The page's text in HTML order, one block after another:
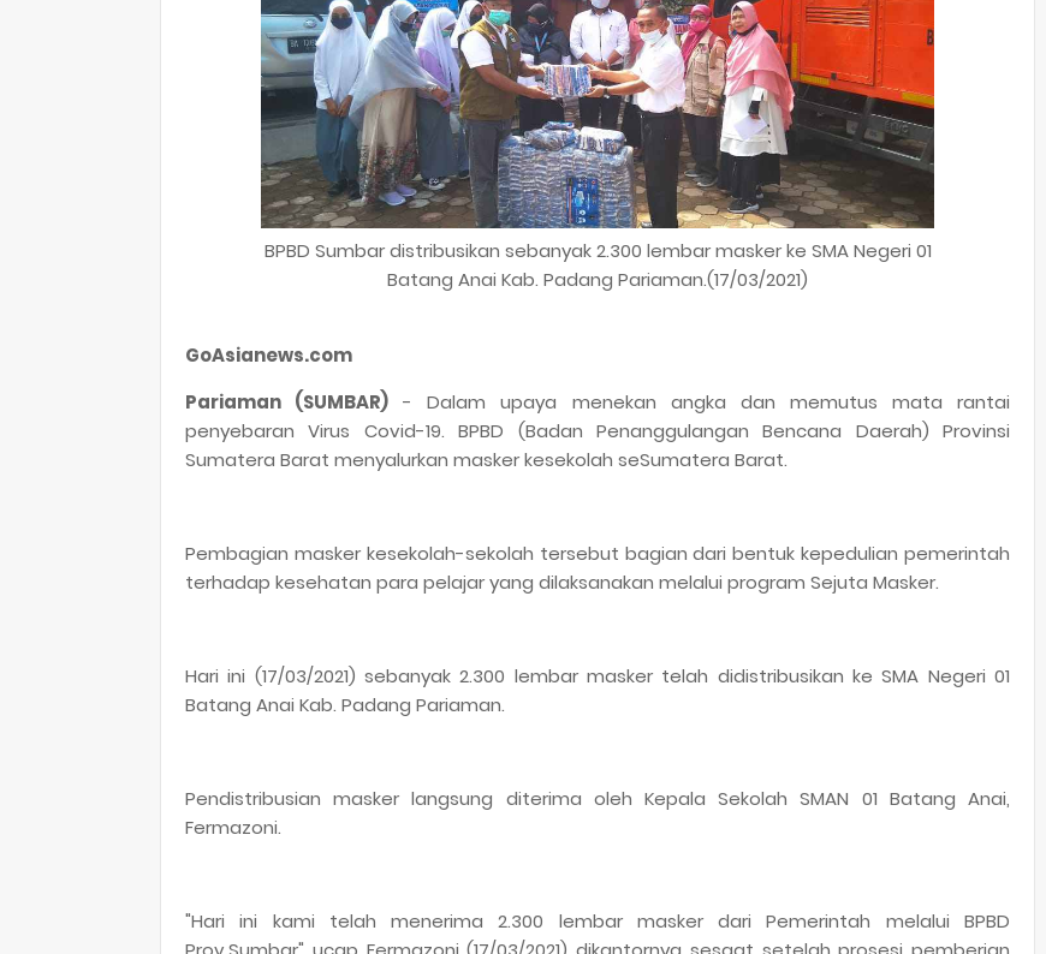
BPBD Sumbar distribusikan sebanyak 2.300 lembar masker ke SMA Negeri 01
Batang Anai Kab. Padang Pariaman.(17/03/2021)
GoAsianews.com
Pariaman (SUMBAR) - Dalam upaya menekan angka dan memutus mata rantai
penyebaran Virus Covid-19. BPBD (Badan Penanggulangan Bencana Daerah) Provinsi
Sumatera Barat menyalurkan masker kesekolah seSumatera Barat.
Pembagian masker kesekolah-sekolah tersebut bagian dari bentuk kepedulian pemerintah
terhadap kesehatan para pelajar yang dilaksanakan melalui program Sejuta Masker.
Hari ini (17/03/2021) sebanyak 2.300 lembar masker telah didistribusikan ke SMA Negeri 01
Batang Anai Kab. Padang Pariaman.
Pendistribusian masker langsung diterima oleh Kepala Sekolah SMAN 01 Batang Anai,
Fermazoni.
"Hari ini kami telah menerima 2.300 lembar masker dari Pemerintah melalui BPBD